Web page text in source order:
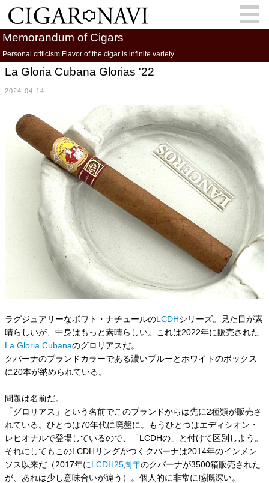
会員登録 お問い合わせ
Cigar Information Cigar Column
Memorandum 葉巻人
Cigar Map
Memorandum of Cigars
Personal criticism.Flavor of the cigar is infinite variety.
La Gloria Cubana Glorias '22
2024-04-14
ラグジュアリーなボワト・ナチュールのLCDHシリーズ。見た目が素
晴らしいが、中身はもっと素晴らしい。これは2022年に販売された
La Gloria Cubanaのグロリアスだ。
クバーナのブランドカラーである濃いブルーとホワイトのボックス
に20本が納められている。
問題は名前だ。
「グロリアス」という名前でこのブランドからは先に2種類が販売さ
れている。ひとつは70年代に廃盤に。もうひとつはエディシオン・
レヒオナルで登場しているので、「LCDHの」と付けて区別しよう。
それにしてもこのLCDHリングがつくクバーナは2014年のインメン
ソス以来だ（2017年にLCDH25周年のクバーナが3500箱販売された
が、あれは少し意味合いが違う）。個人的に非常に感慨深い。